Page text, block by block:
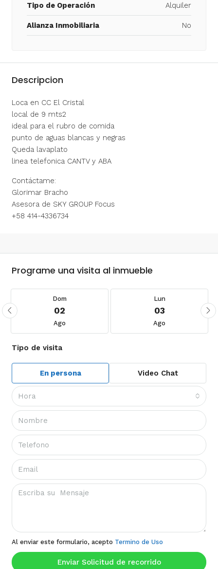
Tipo de Operación Alquiler
Alianza Inmobiliaria No
Descripcion
Loca en CC El Cristal
local de 9 mts2
ideal para el rubro de comida
punto de aguas blancas y negras
Queda lavaplato
linea telefonica CANTV y ABA
Contáctame:
Glorimar Bracho
Asesora de SKY GROUP Focus
+58 414-4336734
Programe una visita al inmueble
Dom
02
Ago
Lun
03
Ago
Tipo de visita
En persona Video Chat
Hora
Al enviar este formulario, acepto Termino de Uso
Enviar Solicitud de recorrido